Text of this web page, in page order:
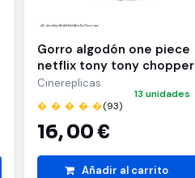
Gorro algodón one piece
netflix tony tony chopper
Cinereplicas
� � � � �(93)
16,00 €
13 unidades
Añadir al carrito